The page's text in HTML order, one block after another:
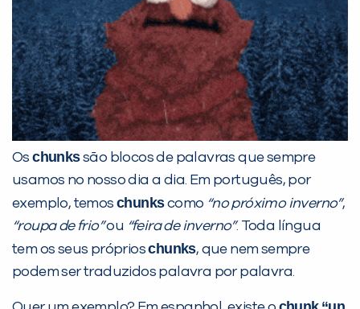
Oschunkssão blocos de palavras que sempre
usamos no nosso dia a dia. Em português, por
exemplo, temoschunkscomo “no próximo inverno”,
“roupa de frio”ou “feira de inverno”. Toda língua
tem os seus próprioschunks, que nem sempre
podem ser traduzidos palavra por palavra.
PEÇA UMA DEMONSTRAÇÃO DE MÉTODO
Desculpe!
Não encontramos nenhuma unidade
inFlux nesta cidade ou bairro que
você digitou.